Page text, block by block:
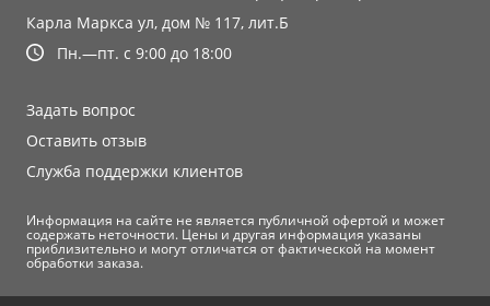
Карла Маркса ул, дом № 117, лит.Б
Пн.—пт. с 9:00 до 18:00
Задать вопрос
Оставить отзыв
Служба поддержки клиентов
Информация на сайте не является публичной офертой и может
содержать неточности. Цены и другая информация указаны
приблизительно и могут отличатся от фактической на момент
обработки заказа.